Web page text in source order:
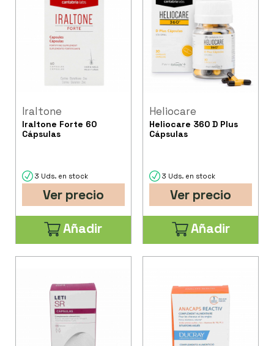
Iraltone
Iraltone Forte 60
Cápsulas
3 Uds. en stock
Ver precio
Añadir
Heliocare
Heliocare 360 D Plus
Cápsulas
3 Uds. en stock
Ver precio
Añadir